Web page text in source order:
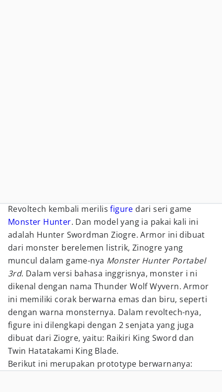
Revoltech kembali merilisfigure dari seri game
Monster Hunter. Dan model yang ia pakai kali ini
adalah Hunter Swordman Ziogre. Armor ini dibuat
dari monster berelemen listrik, Zinogre yang
muncul dalam game-nya Monster Hunter Portabel
3rd. Dalam versi bahasa inggrisnya, monster i ni
dikenal dengan nama Thunder Wolf Wyvern. Armor
ini memiliki corak berwarna emas dan biru, seperti
dengan warna monsternya. Dalam revoltech-nya,
figure ini dilengkapi dengan 2 senjata yang juga
dibuat dari Ziogre, yaitu: Raikiri King Sword dan
Twin Hatatakami King Blade.
Berikut ini merupakan prototype berwarnanya: